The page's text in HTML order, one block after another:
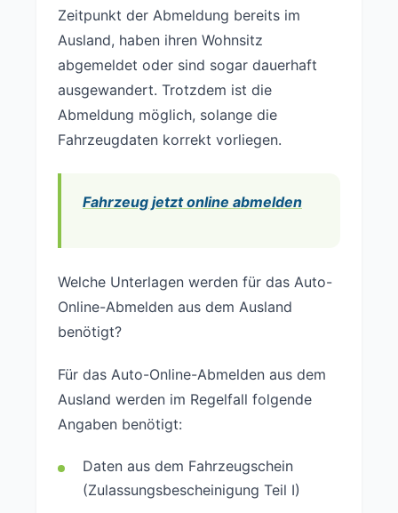
Zeitpunkt der Abmeldung bereits im
Ausland, haben ihren Wohnsitz
abgemeldet oder sind sogar dauerhaft
ausgewandert. Trotzdem ist die
Abmeldung möglich, solange die
Fahrzeugdaten korrekt vorliegen.
Fahrzeug jetzt online abmelden
Welche Unterlagen werden für das Auto-
Online-Abmelden aus dem Ausland
benötigt?
Für das Auto-Online-Abmelden aus dem
Ausland werden im Regelfall folgende
Angaben benötigt:
Daten aus dem Fahrzeugschein
(Zulassungsbescheinigung Teil I)